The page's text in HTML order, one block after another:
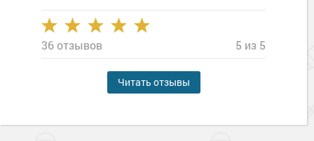
36 отзывов 5 из 5
Читать отзывы